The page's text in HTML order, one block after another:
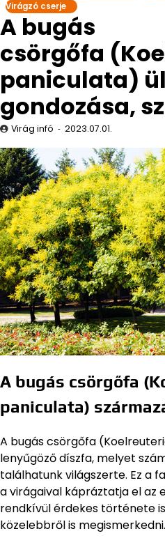
Virágzó cserje
A bugás
csörgőfa
paniculata)
gondozása,
Virág infó 2023.07.01.
A bugás csörgőfa
paniculata)
A bugás csörgőfa
lenyűgöző díszfa, melyet
találhatunk világszerte. Ez a
a virágaival kápráztatja el az
rendkívül érdekes története
közelebbről is megismerkedni.